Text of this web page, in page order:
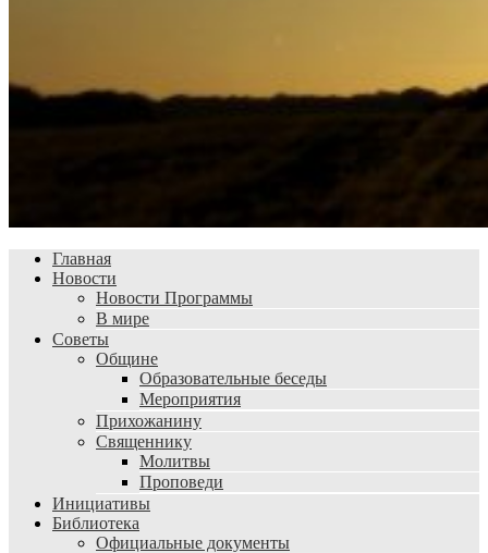
Главная
Новости
Новости Программы
В мире
Советы
Общине
Образовательные беседы
Мероприятия
Прихожанину
Священнику
Молитвы
Проповеди
Инициативы
Библиотека
Официальные документы